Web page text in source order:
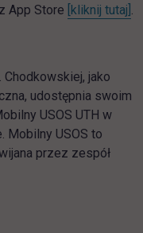
App Store [kliknij tutaj] .
Chodkowskiej, jako
udostępnia swoim
USOS UTH w
Mobilny USOS to
przez zespół